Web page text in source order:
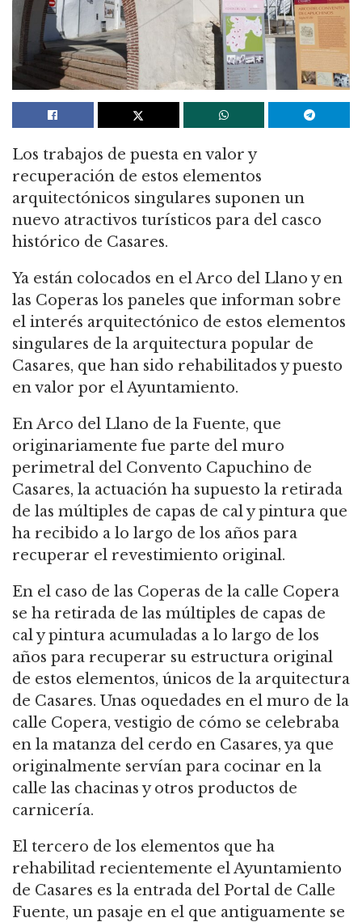
Los trabajos de puesta en valor y
recuperación de estos elementos
arquitectónicos singulares suponen un
nuevo atractivos turísticos para del casco
histórico de Casares.
Ya están colocados en el Arco del Llano y en
las Coperas los paneles que informan sobre
el interés arquitectónico de estos elementos
singulares de la arquitectura popular de
Casares, que han sido rehabilitados y puesto
en valor por el Ayuntamiento.
En Arco del Llano de la Fuente, que
originariamente fue parte del muro
perimetral del Convento Capuchino de
Casares, la actuación ha supuesto la retirada
de las múltiples de capas de cal y pintura que
ha recibido a lo largo de los años para
recuperar el revestimiento original.
En el caso de las Coperas de la calle Copera
se ha retirada de las múltiples de capas de
cal y pintura acumuladas a lo largo de los
años para recuperar su estructura original
de estos elementos, únicos de la arquitectura
de Casares. Unas oquedades en el muro de la
calle Copera, vestigio de cómo se celebraba
en la matanza del cerdo en Casares, ya que
originalmente servían para cocinar en la
calle las chacinas y otros productos de
carnicería.
El tercero de los elementos que ha
rehabilitad recientemente el Ayuntamiento
de Casares es la entrada del Portal de Calle
Fuente, un pasaje en el que antiguamente se